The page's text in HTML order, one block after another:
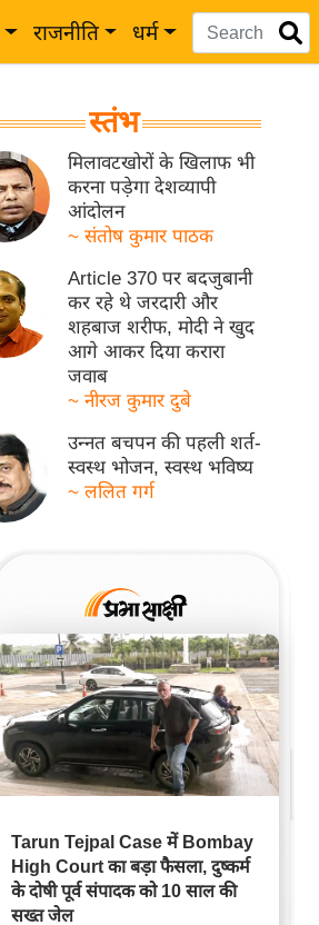
राजनीति धर्म
स्तंभ
मिलावटखोरों के खिलाफ भी
करना पड़ेगा देशव्यापी
आंदोलन
~ संतोष कुमार पाठक
Article 370 पर बदजुबानी
कर रहे थे जरदारी और
शहबाज शरीफ, मोदी ने खुद
आगे आकर दिया करारा
जवाब
~ नीरज कुमार दुबे
उन्नत बचपन की पहली शर्त-
स्वस्थ भोजन, स्वस्थ भविष्य
~ ललित गर्ग
Tarun Tejpal Case में Bombay
High Court का बड़ा फैसला, दुष्कर्म
के दोषी पूर्व संपादक को 10 साल की
सख्त जेल